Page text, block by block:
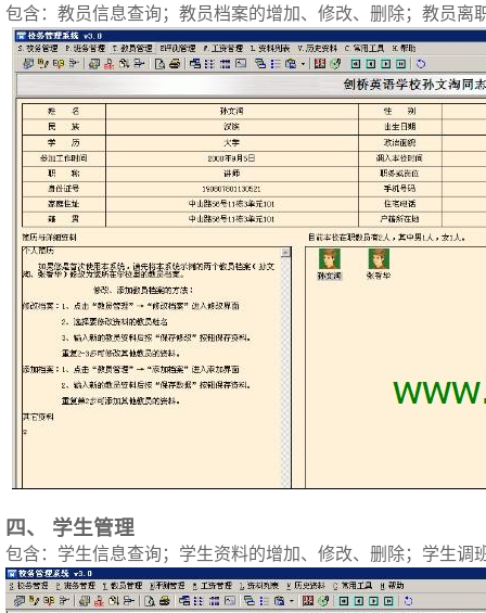
包含：教员信息查询；教员档案的增加、修改、删除；教员离
四、 学生管理
包含：学生信息查询；学生资料的增加、修改、删除；学生调